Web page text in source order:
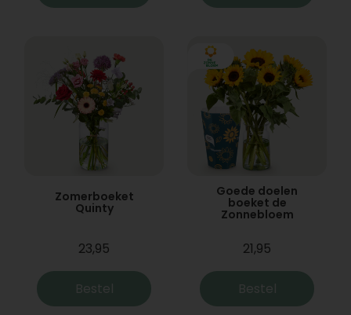
Zomerboeket
Quinty
23,95
Bestel
Goede doelen
boeket de
Zonnebloem
21,95
Bestel